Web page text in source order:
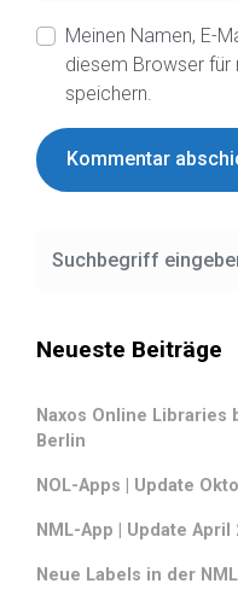
Meinen Namen, E-
diesem Browser
speichern.
Neueste Beiträge
Naxos Online Libraries
Berlin
NOL-Apps | Update
NML-App | Update April
Neue Labels in der